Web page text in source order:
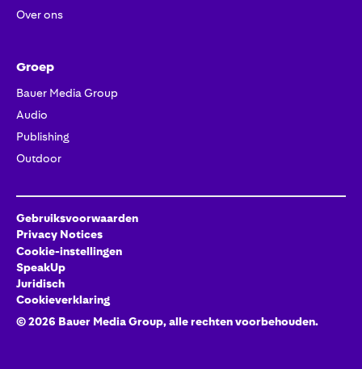
Over ons
Groep
Bauer Media Group
Audio
Publishing
Outdoor
Gebruiksvoorwaarden
Privacy Notices
Cookie-instellingen
SpeakUp
Juridisch
Cookieverklaring
©2026 Bauer Media Group, alle rechten voorbehouden.